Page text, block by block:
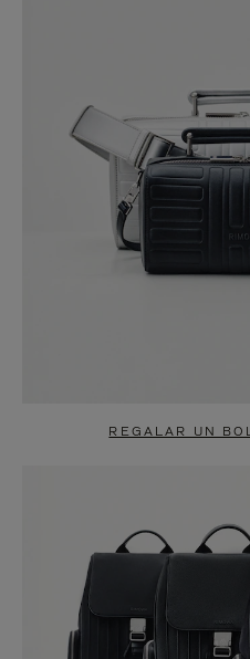
REGALAR UN